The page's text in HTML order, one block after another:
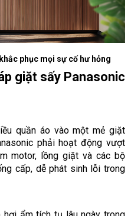
phục mọi sự cố hư hỏng
giặt sấy Panasonic
quần áo vào một mẻ giặt
phải hoạt động vượt
motor, lồng giặt và các bộ
cấp, dễ phát sinh lỗi trong